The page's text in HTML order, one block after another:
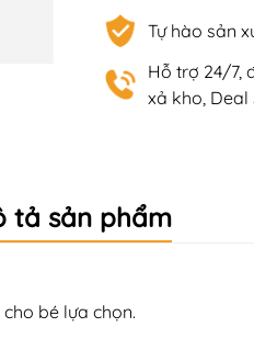
Tự hào sản
Hỗ trợ 24/7,
xả kho, Deal
tả sản phẩm
bé lựa chọn.